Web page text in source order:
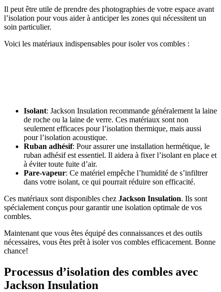
Il peut être utile de prendre des photographies de votre espace avant
l’isolation pour vous aider à anticiper les zones qui nécessitent un
soin particulier.
Voici les matériaux indispensables pour isoler vos combles :
Isolant: Jackson Insulation recommande généralement la laine
de roche ou la laine de verre. Ces matériaux sont non
seulement efficaces pour l’isolation thermique, mais aussi
pour l’isolation acoustique.
Ruban adhésif: Pour assurer une installation hermétique, le
ruban adhésif est essentiel. Il aidera à fixer l’isolant en place et
à éviter toute fuite d’air.
Pare-vapeur: Ce matériel empêche l’humidité de s’infiltrer
dans votre isolant, ce qui pourrait réduire son efficacité.
Ces matériaux sont disponibles chez Jackson Insulation. Ils sont
spécialement conçus pour garantir une isolation optimale de vos
combles.
Maintenant que vous êtes équipé des connaissances et des outils
nécessaires, vous êtes prêt à isoler vos combles efficacement. Bonne
chance!
Processus d’isolation des combles avec
Jackson Insulation